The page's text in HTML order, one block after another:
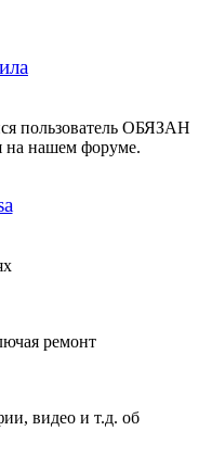
пользователь ОБЯЗАН
на нашем форуме.
ремонт
видео и т.д. об